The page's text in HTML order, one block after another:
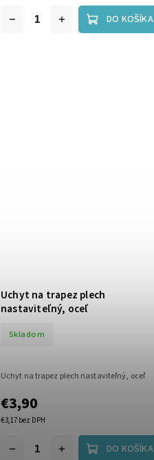
DO KOŠÍKA
Uchyt na trapez plech
nastaviteľný, oceľ
Skladom
€3,17 bez DPH
€3,90
DO KOŠÍKA
Uchyt na trapez plech nastaviteľný, oceľ